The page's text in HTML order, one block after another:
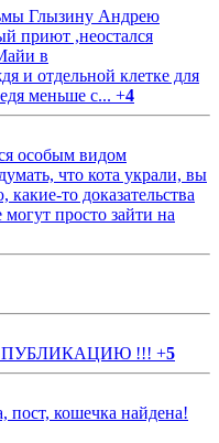
Глызину Андрею
приют ,неостался
в
и отдельной клетке для
меньше с... +4
особым видом
что кота украли, вы
то доказательства
просто зайти на
!!! +5
пост, кошечка найдена!